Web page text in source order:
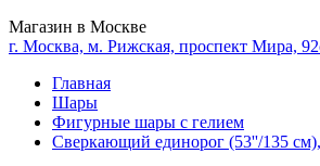
Магазин в Москве
г. Москва, м. Рижская, проспект Мира,
Главная
Шары
Фигурные шары с гелием
Сверкающий единорог (53''/135